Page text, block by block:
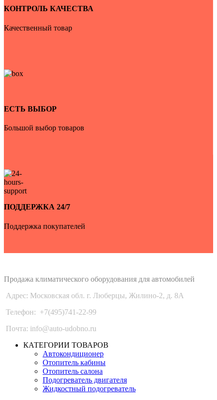
КОНТРОЛЬ КАЧЕСТВА
Качественный товар
ЕСТЬ ВЫБОР
Большой выбор товаров
ПОДДЕРЖКА 24/7
Поддержка покупателей
Продажа климатического оборудования для автомобилей
Адрес: Московская обл. г. Люберцы, Жилино-2, д. 8A
Телефон: +7(495)741-22-99
Почта: info@auto-udobno.ru
КАТЕГОРИИ ТОВАРОВ
Автокондиционер
Отопитель кабины
Отопитель салона
Подогреватель двигателя
Жидкостный подогреватель